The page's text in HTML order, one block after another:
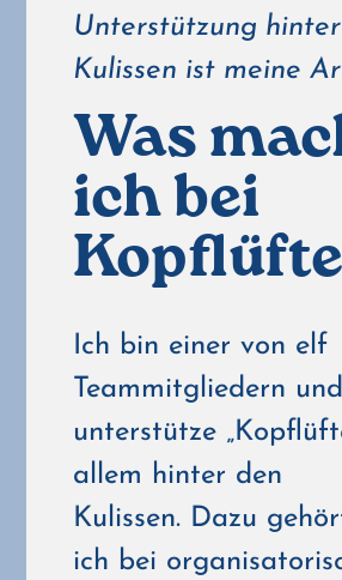
Unterstützung
Kulissen ist meine
Was
ich bei
Ich bin einer von elf
Teammitgliedern und
unterstütze
allem hinter den
Kulissen. Dazu
ich bei